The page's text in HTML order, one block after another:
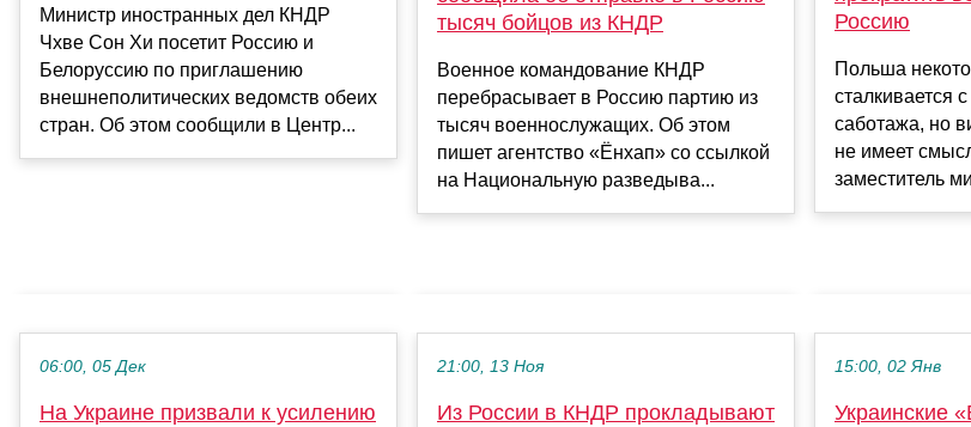
Министр иностранных дел КНДР
Чхве Сон Хи посетит Россию и
Белоруссию по приглашению
внешнеполитических ведомств обеих
стран. Об этом сообщили в Центр...
тысяч бойцов из КНДР
Военное командование КНДР
перебрасывает в Россию партию из
тысяч военнослужащих. Об этом
пишет агентство «Ёнхап» со ссылкой
на Национальную разведыва...
Россию
Польша
сталкивается
саботажа, но
не имеет
заместитель
06:00, 05 Дек
На Украине призвали к усилению
21:00, 13 Ноя
Из России в КНДР прокладывают
15:00, 02 Янв
Украинские